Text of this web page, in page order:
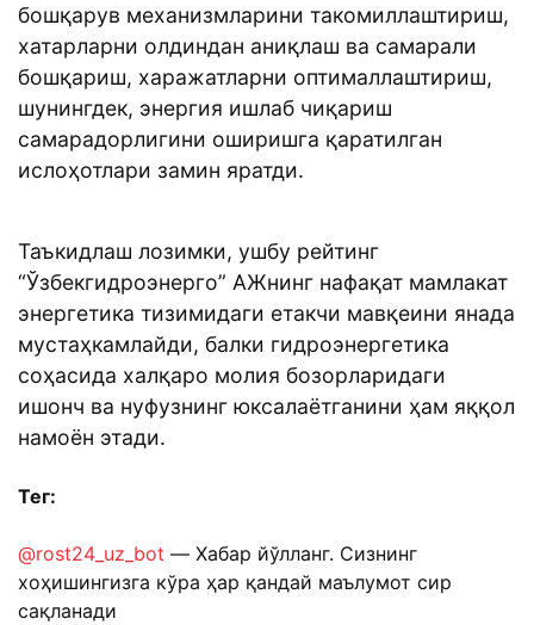
бошқарув механизмларини такомиллаштириш,
хатарларни олдиндан аниқлаш ва самарали
бошқариш, харажатларни оптималлаштириш,
шунингдек, энергия ишлаб чиқариш
самарадорлигини оширишга қаратилган
ислоҳотлари замин яратди.
Таъкидлаш лозимки, ушбу рейтинг
“Ўзбекгидроэнерго” АЖнинг нафақат мамлакат
энергетика тизимидаги етакчи мавқеини янада
мустаҳкамлайди, балки гидроэнергетика
соҳасида халқаро молия бозорларидаги
ишонч ва нуфузнинг юксалаётганини ҳам яққол
намоён этади.
Тег:
@rost24_uz_bot — Хабар йўлланг. Сизнинг
хоҳишингизга кўра ҳар қандай маълумот сир
сақланади